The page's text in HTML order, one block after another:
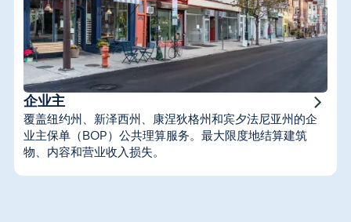
企业主
覆盖纽约州、新泽西州、康涅狄格州和宾夕法尼亚州的企
业主保单（BOP）公共理算服务。最大限度地结算建筑
物、内容和营业收入损失。